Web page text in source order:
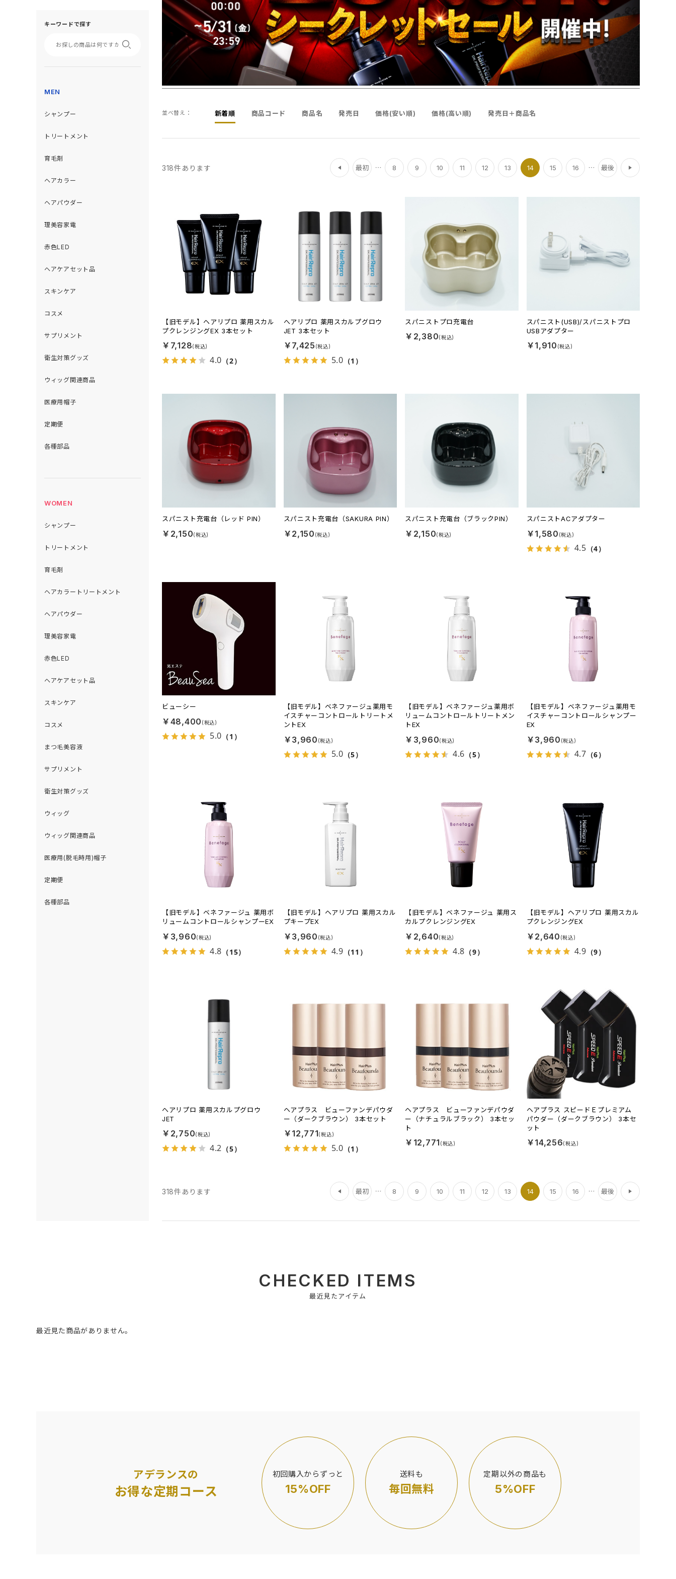
キーワードで探す
MEN
シャンプー
トリートメント
育毛剤
ヘアカラー
ヘアパウダー
理美容家電
赤色LED
ヘアケアセット品
スキンケア
コスメ
サプリメント
衛生対策グッズ
ウィッグ関連商品
医療用帽子
定期便
各種部品
WOMEN
シャンプー
トリートメント
育毛剤
ヘアカラートリートメント
ヘアパウダー
理美容家電
赤色LED
ヘアケアセット品
スキンケア
コスメ
まつ毛美容液
サプリメント
衛生対策グッズ
ウィッグ
ウィッグ関連商品
医療用(脱毛時用)帽子
定期便
各種部品
並べ替え： 新着順 商品コード 商品名 発売日 価格(安い順) 価格(高い順) 発売日＋商品名
318件あります 最初
前
8 9 10 11 12 13 14 15 16 最後
【旧モデル】ヘアリプロ 薬用スカル
プクレンジングEX 3本セット
￥7,128
4.0 （2）
へアリプロ 薬用スカルプグロウ
JET 3本セット
￥7,425
5.0 （1）
スパニストプロ充電台
￥2,380
スパニスト(USB)/スパニストプロ
USBアダプター
￥1,910
スパニスト充電台（レッド PIN）
￥2,150
スパニスト充電台（SAKURA PIN）
￥2,150
スパニスト充電台（ブラックPIN）
￥2,150
スパニストACアダプター
￥1,580
4.5 （4）
ビューシー
￥48,400
5.0 （1）
【旧モデル】ベネファージュ薬用モ
イスチャーコントロールトリートメ
ントEX
￥3,960
5.0 （5）
【旧モデル】ベネファージュ薬用ボ
リュームコントロールトリートメン
トEX
￥3,960
4.6 （5）
【旧モデル】ベネファージュ薬用モ
イスチャーコントロールシャンプー
EX
￥3,960
4.7 （6）
【旧モデル】ベネファージュ 薬用ボ
リュームコントロールシャンプーEX
￥3,960
4.8 （15）
【旧モデル】ヘアリプロ 薬用スカル
プキープEX
￥3,960
4.9 （11）
【旧モデル】ベネファージュ 薬用ス
カルプクレンジングEX
￥2,640
4.8 （9）
【旧モデル】ヘアリプロ 薬用スカル
プクレンジングEX
￥2,640
4.9 （9）
へアリプロ 薬用スカルプグロウ
JET
￥2,750
4.2 （5）
ヘアプラス ビューファンデパウダ
ー（ダークブラウン） 3本セット
￥12,771
5.0 （1）
ヘアプラス ビューファンデパウダ
ー（ナチュラルブラック） 3本セッ
ト
￥12,771
ヘアプラス スピードＥプレミアム
パウダー（ダークブラウン） 3本セ
ット
￥14,256
318件あります 最初
前
8 9 10 11 12 13 14 15 16 最後
CHECKED ITEMS
最近見たアイテム
最近見た商品がありません。
アデランスの
お得な定期コース
初回購入からずっと
15%OFF
送料も
毎回無料
定期以外の商品も
5%OFF